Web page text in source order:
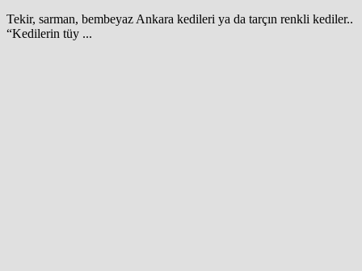
Tekir, sarman, bembeyaz Ankara kedileri ya da tarçın renkli kediler..
“Kedilerin tüy ...